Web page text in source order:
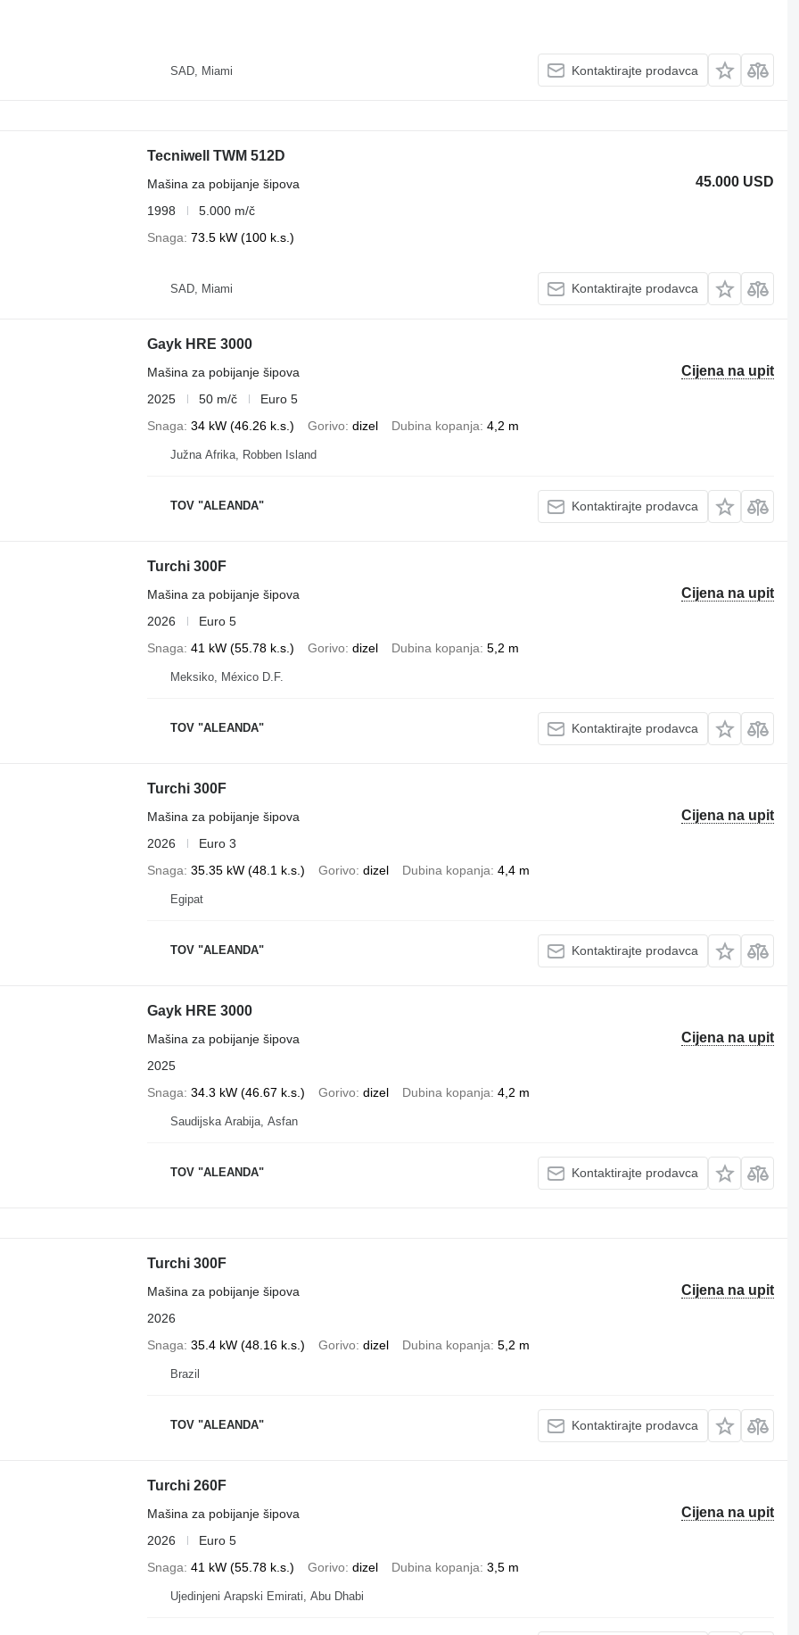
SAD, Miami Kontaktirajte prodavca
Tecniwell TWM 512D
45.000 USD
Mašina za pobijanje šipova
1998
5.000 m/č
Snaga 73.5 kW (100 k.s.)
SAD, Miami Kontaktirajte prodavca
Gayk HRE 3000
Cijena na upit
Mašina za pobijanje šipova
2025
50 m/č
Euro 5
Snaga 34 kW (46.26 k.s.) Gorivo dizel Dubina kopanja 4,2 m
Južna Afrika, Robben Island
TOV "ALEANDA" Kontaktirajte prodavca
Turchi 300F
Cijena na upit
Mašina za pobijanje šipova
2026
Euro 5
Snaga 41 kW (55.78 k.s.) Gorivo dizel Dubina kopanja 5,2 m
Meksiko, México D.F.
TOV "ALEANDA" Kontaktirajte prodavca
Turchi 300F
Cijena na upit
Mašina za pobijanje šipova
2026
Euro 3
Snaga 35.35 kW (48.1 k.s.) Gorivo dizel Dubina kopanja 4,4 m
Egipat
TOV "ALEANDA" Kontaktirajte prodavca
Gayk HRE 3000
Cijena na upit
Mašina za pobijanje šipova
2025
Snaga 34.3 kW (46.67 k.s.) Gorivo dizel Dubina kopanja 4,2 m
Saudijska Arabija, Asfan
TOV "ALEANDA" Kontaktirajte prodavca
Turchi 300F
Cijena na upit
Mašina za pobijanje šipova
2026
Snaga 35.4 kW (48.16 k.s.) Gorivo dizel Dubina kopanja 5,2 m
Brazil
TOV "ALEANDA" Kontaktirajte prodavca
Turchi 260F
Cijena na upit
Mašina za pobijanje šipova
2026
Euro 5
Snaga 41 kW (55.78 k.s.) Gorivo dizel Dubina kopanja 3,5 m
Ujedinjeni Arapski Emirati, Abu Dhabi